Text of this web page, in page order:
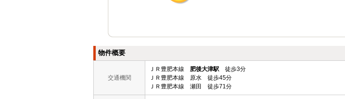
物件概要
交通機関
ＪＲ豊肥本線 肥後大津駅 徒歩3分
ＪＲ豊肥本線 原水 徒歩45分
ＪＲ豊肥本線 瀬田 徒歩71分